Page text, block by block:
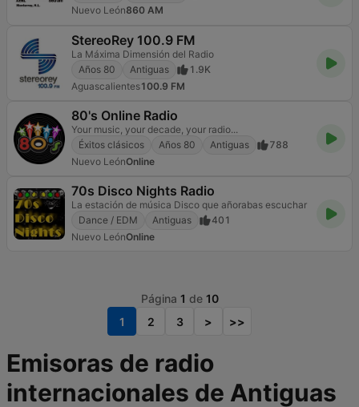
Nuevo León860 AM
StereoRey 100.9 FM
La Máxima Dimensión del Radio
Años 80
Antiguas
1.9K
Aguascalientes100.9 FM
80's Online Radio
Your music, your decade, your radio...
Éxitos clásicos
Años 80 Antiguas
788
Nuevo LeónOnline
70s Disco Nights Radio
La estación de música Disco que añorabas escuchar
Dance / EDM
Antiguas
401
Nuevo LeónOnline
Página 1 de 10
1
2 3 > >>
Emisoras de radio
internacionales de Antiguas